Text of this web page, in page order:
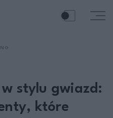
w stylu gwiazd:
które